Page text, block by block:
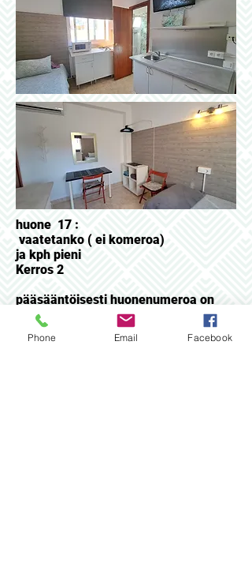
huone 17 :
vaatetanko ( ei komeroa)
ja kph pieni
Kerros 2
pääsääntöisesti huonenumeroa on
mahdotonta määritellä ennakkoon
Phone Email Facebook